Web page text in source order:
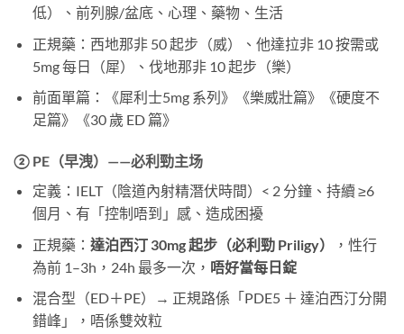
低）、前列腺/盆底、心理、藥物、生活
正規藥：西地那非 50 起步（威）、他達拉非 10 按需或
5mg 每日（犀）、伐地那非 10 起步（樂）
前面單篇：《犀利士5mg 系列》《樂威壯篇》《硬度不
足篇》《30 歲 ED 篇》
② PE（早洩）——必利勁主场
定義：IELT（陰道內射精潛伏時間）< 2 分鐘、持續 ≥6
個月、有「控制唔到」感、造成困擾
正規藥： 達泊西汀 30mg 起步（必利勁 Priligy）
，性行
為前 1–3h，24h 最多一次， 唔好當每日錠
混合型（ED＋PE）→ 正規路係「PDE5 ＋ 達泊西汀分開
錯峰」，唔係雙效粒